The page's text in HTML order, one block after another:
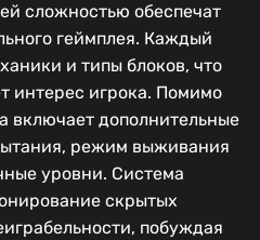
сложностью обеспечат
геймплея. Каждый
и типы блоков, что
интерес игрока. Помимо
включает дополнительные
режим выживания
уровни. Система
скрытых
побуждая